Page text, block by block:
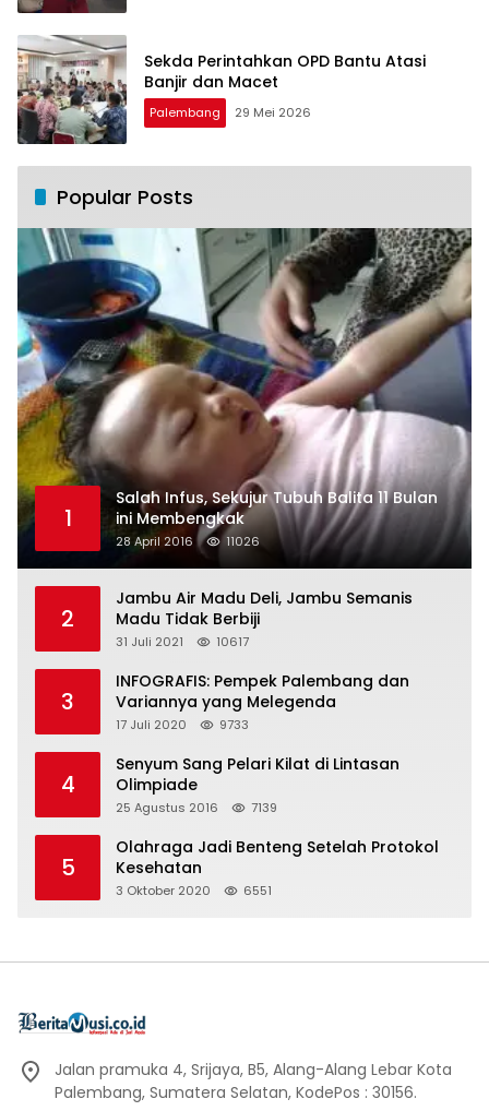
Sekda Perintahkan OPD Bantu Atasi
Banjir dan Macet
Palembang 29 Mei 2026
Popular Posts
1
Salah Infus, Sekujur Tubuh Balita 11 Bulan
ini Membengkak
28 April 2016 11026
2
Jambu Air Madu Deli, Jambu Semanis
Madu Tidak Berbiji
31 Juli 2021 10617
3
INFOGRAFIS: Pempek Palembang dan
Variannya yang Melegenda
17 Juli 2020 9733
4
Senyum Sang Pelari Kilat di Lintasan
Olimpiade
25 Agustus 2016 7139
5
Olahraga Jadi Benteng Setelah Protokol
Kesehatan
3 Oktober 2020 6551
Jalan pramuka 4, Srijaya, B5, Alang-Alang Lebar Kota
Palembang, Sumatera Selatan, KodePos : 30156.